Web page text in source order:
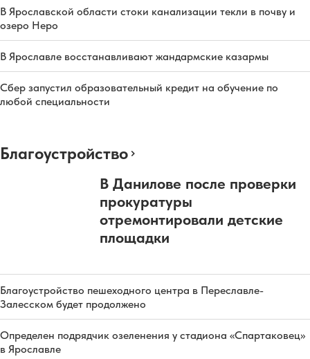
В Ярославской области стоки канализации текли в почву и
озеро Неро
В Ярославле восстанавливают жандармские казармы
Сбер запустил образовательный кредит на обучение по
любой специальности
Благоустройство
В Данилове после проверки
прокуратуры
отремонтировали детские
площадки
Благоустройство пешеходного центра в Переславле-
Залесском будет продолжено
Определен подрядчик озеленения у стадиона «Спартаковец»
в Ярославле